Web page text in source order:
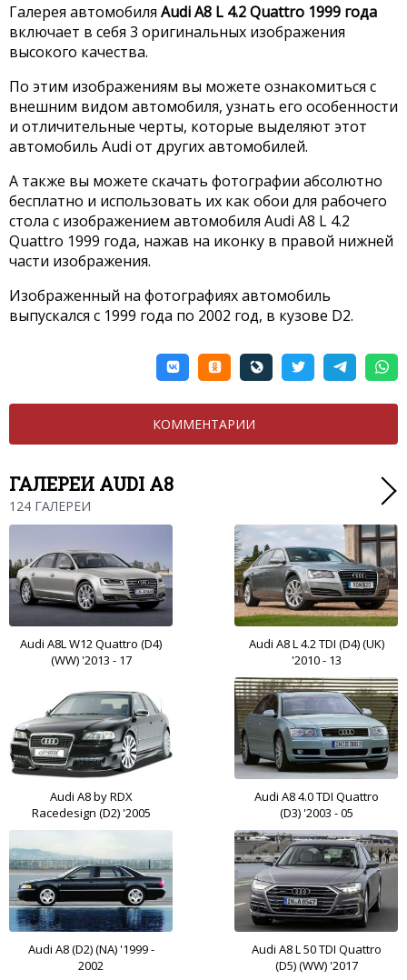
Галерея автомобиля Audi A8 L 4.2 Quattro 1999 года
включает в себя 3 оригинальных изображения
высокого качества.
По этим изображениям вы можете ознакомиться с
внешним видом автомобиля, узнать его особенности
и отличительные черты, которые выделяют этот
автомобиль Audi от других автомобилей.
А также вы можете скачать фотографии абсолютно
бесплатно и использовать их как обои для рабочего
стола с изображением автомобиля Audi A8 L 4.2
Quattro 1999 года, нажав на иконку в правой нижней
части изображения.
Изображенный на фотографиях автомобиль
выпускался с 1999 года по 2002 год, в кузове D2.
КОММЕНТАРИИ
ГАЛЕРЕИ AUDI A8
124 ГАЛЕРЕИ
Audi A8L W12 Quattro (D4)
(WW) '2013 - 17
Audi A8 L 4.2 TDI (D4) (UK)
'2010 - 13
Audi A8 by RDX
Racedesign (D2) '2005
Audi A8 4.0 TDI Quattro
(D3) '2003 - 05
Audi A8 (D2) (NA) '1999 -
2002
Audi A8 L 50 TDI Quattro
(D5) (WW) '2017